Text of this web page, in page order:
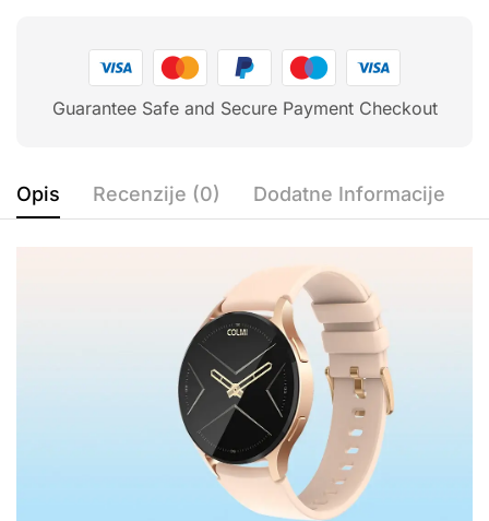
Guarantee Safe and Secure Payment Checkout
Opis Recenzije (0) Dodatne Informacije